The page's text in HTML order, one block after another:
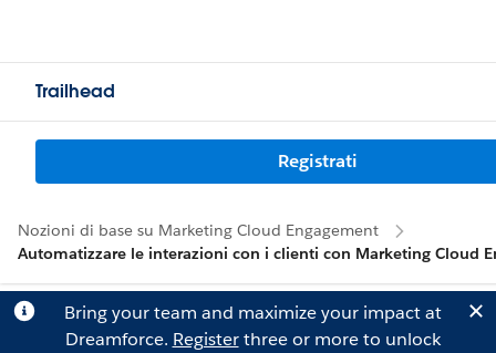
Trailhead
Registrati
Nozioni di base su Marketing Cloud Engagement
Automatizzare le interazioni con i clienti con Marketing Cloud
Bring your team and maximize your impact at
Dreamforce. Registerthree or more to unlock